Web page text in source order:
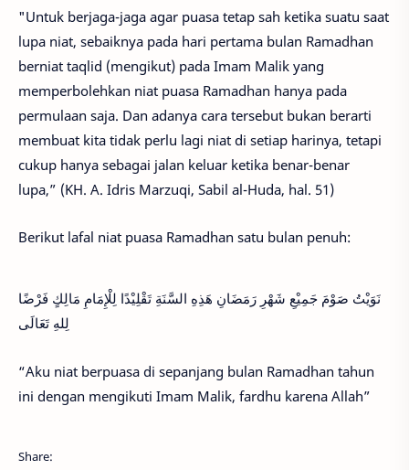
"Untuk berjaga-jaga agar puasa tetap sah ketika suatu saat
lupa niat, sebaiknya pada hari pertama bulan Ramadhan
berniat taqlid (mengikut) pada Imam Malik yang
memperbolehkan niat puasa Ramadhan hanya pada
permulaan saja. Dan adanya cara tersebut bukan berarti
membuat kita tidak perlu lagi niat di setiap harinya, tetapi
cukup hanya sebagai jalan keluar ketika benar-benar
lupa,” (KH. A. Idris Marzuqi, Sabil al-Huda, hal. 51)
Berikut lafal niat puasa Ramadhan satu bulan penuh:
نَوَيْتُ صَوْمَ جَمِيْعِ شَهْرِ رَمَضَانِ هَذِهِ السَّنَةِ تَقْلِيْدًا لِلْإِمَامِ مَالِكٍ فَرْضًا
لِلهِ تَعَالَى
“Aku niat berpuasa di sepanjang bulan Ramadhan tahun
ini dengan mengikuti Imam Malik, fardhu karena Allah”